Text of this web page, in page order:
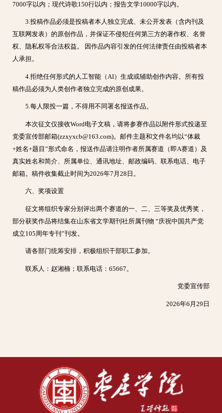
7000字以内；现代诗歌150行以内；报告文学10000字以内。
3.投稿作品必须是投稿者本人独立完成、未公开发表（含内刊及
互联网发表）的原创作品，并保证不侵犯任何第三方的著作权、名誉
权、隐私权等合法权益。 因作品内容引发的任何法律责任由投稿者本
人承担。
4.拒绝任何形式的人工智能（AI）生成或辅助创作内容。所有投
稿作品必须为人类创作者独立完成的原创成果。
5.每人限投一篇，不得用不同署名报送作品。
本次征文仅接收Word电子文稿，请将参赛作品以附件形式投递至
党委宣传部邮箱(zzxyxcb@163.com)。邮件主题和文件名均以“体裁
+姓名+题目”形式命名，报送作品请注明作者所属赛道（即A赛道）及
真实姓名和简介、所属单位、通讯地址、邮政编码、联系电话、电子
邮箱。稿件收集截止时间为2026年7月28日。
六、奖项设置
征文将组织专家分别评出两个赛道的一、二、三等奖及优秀奖，
部分获奖作品将结集在山东省文学期刊社所属刊物 “庆祝中国共产党
成立105周年专刊”刊发。
请各部门统筹安排，积极组织干部职工参加。
联系人：赵湘楠；联系电话：65667。
党委宣传部
2026年6月29日